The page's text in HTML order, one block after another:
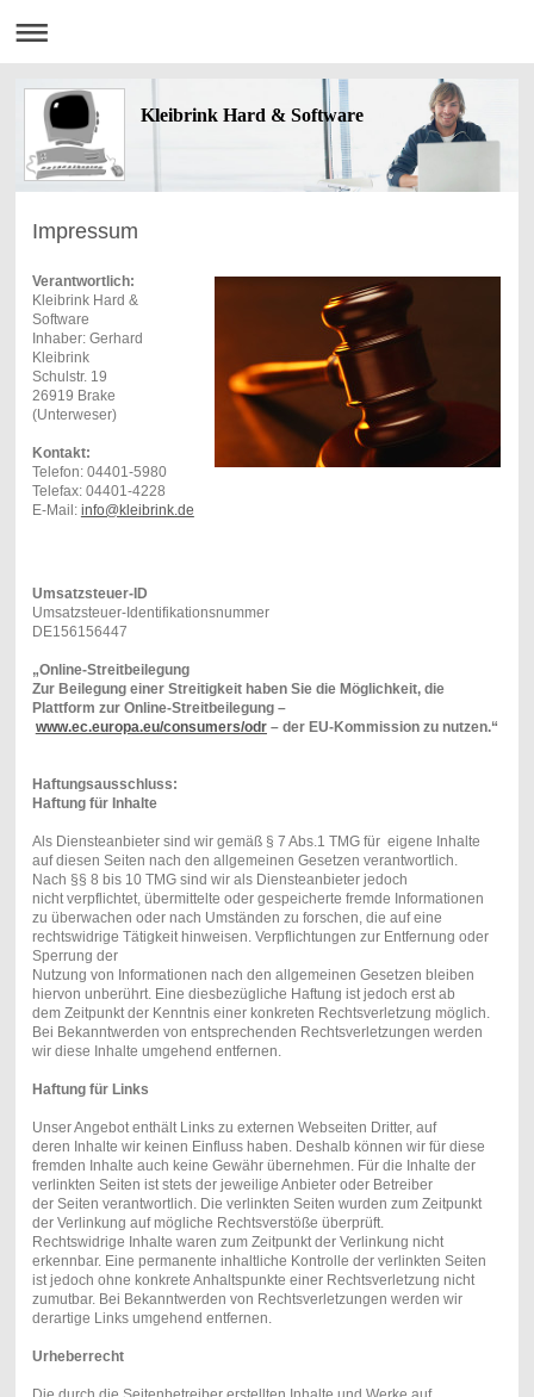
Kleibrink Hard & Software
Impressum
Verantwortlich:
Kleibrink Hard &
Software
Inhaber: Gerhard
Kleibrink
Schulstr. 19
26919 Brake
(Unterweser)
Kontakt:
Telefon: 04401-5980
Telefax: 04401-4228
E-Mail: info@kleibrink.de
Umsatzsteuer-ID
Umsatzsteuer-Identifikationsnummer
DE156156447
„Online-Streitbeilegung
Zur Beilegung einer Streitigkeit haben Sie die Möglichkeit, die
Plattform zur Online-Streitbeilegung –
www.ec.europa.eu/consumers/odr– der EU-Kommission zu nutzen.“
Haftungsausschluss:
Haftung für Inhalte
Als Diensteanbieter sind wir gemäß § 7 Abs.1 TMG für eigene Inhalte
auf diesen Seiten nach den allgemeinen Gesetzen verantwortlich.
Nach §§ 8 bis 10 TMG sind wir als Diensteanbieter jedoch
nicht verpflichtet, übermittelte oder gespeicherte fremde Informationen
zu überwachen oder nach Umständen zu forschen, die auf eine
rechtswidrige Tätigkeit hinweisen. Verpflichtungen zur Entfernung oder
Sperrung der
Nutzung von Informationen nach den allgemeinen Gesetzen bleiben
hiervon unberührt. Eine diesbezügliche Haftung ist jedoch erst ab
dem Zeitpunkt der Kenntnis einer konkreten Rechtsverletzung möglich.
Bei Bekanntwerden von entsprechenden Rechtsverletzungen werden
wir diese Inhalte umgehend entfernen.
Haftung für Links
Unser Angebot enthält Links zu externen Webseiten Dritter, auf
deren Inhalte wir keinen Einfluss haben. Deshalb können wir für diese
fremden Inhalte auch keine Gewähr übernehmen. Für die Inhalte der
verlinkten Seiten ist stets der jeweilige Anbieter oder Betreiber
der Seiten verantwortlich. Die verlinkten Seiten wurden zum Zeitpunkt
der Verlinkung auf mögliche Rechtsverstöße überprüft.
Rechtswidrige Inhalte waren zum Zeitpunkt der Verlinkung nicht
erkennbar. Eine permanente inhaltliche Kontrolle der verlinkten Seiten
ist jedoch ohne konkrete Anhaltspunkte einer Rechtsverletzung nicht
zumutbar. Bei Bekanntwerden von Rechtsverletzungen werden wir
derartige Links umgehend entfernen.
Urheberrecht